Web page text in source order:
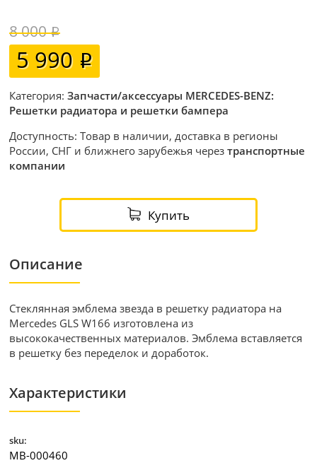
8 000
5 990
Категория:Запчасти/аксессуары MERCEDES-BENZ:
Решетки радиатора и решетки бампера
Доступность: Товар в наличии, доставка в регионы
России, СНГ и ближнего зарубежья черезтранспортные
компании
Купить
Описание
Стеклянная эмблема звезда в решетку радиатора на
Mercedes GLS W166 изготовлена из
высококачественных материалов. Эмблема вставляется
в решетку без переделок и доработок.
Характеристики
sku:
MB-000460